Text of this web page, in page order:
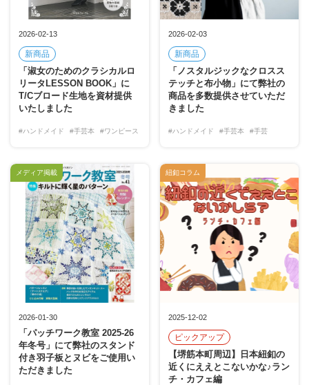
2026-02-13
新商品
「淑女のためのクラシカルロ
リータLESSON BOOK」に
T/Cブロード生地を資材提供
いたしました
#ハンドメイド #手芸本 #ワンピース
2026-02-03
新商品
「ノスタルジックなクロスス
テッチと布小物」にて弊社の
商品を多数提供させていただ
きました
#ハンドメイド #手芸本 #手芸
2026-01-30
「パッチワーク教室 2025-26
年冬号」にて弊社のスタンド
付き羽子板とヌビをご使用い
ただきました
メディア掲載
2025-12-02
ピックアップ
【堺筋本町周辺】日本紐釦の
近くにええとこないかな♪ラン
チ・カフェ編
紐釦コラム